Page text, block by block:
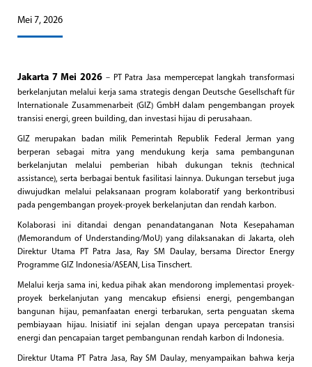
Mei 7, 2026
Jakarta 7 Mei 2026 – PT Patra Jasa mempercepat langkah transformasi
berkelanjutan melalui kerja sama strategis dengan Deutsche Gesellschaft für
Internationale Zusammenarbeit (GIZ) GmbH dalam pengembangan proyek
transisi energi, green building, dan investasi hijau di perusahaan.
GIZ merupakan badan milik Pemerintah Republik Federal Jerman yang
berperan sebagai mitra yang mendukung kerja sama pembangunan
berkelanjutan melalui pemberian hibah dukungan teknis (technical
assistance), serta berbagai bentuk fasilitasi lainnya. Dukungan tersebut juga
diwujudkan melalui pelaksanaan program kolaboratif yang berkontribusi
pada pengembangan proyek-proyek berkelanjutan dan rendah karbon.
Kolaborasi ini ditandai dengan penandatanganan Nota Kesepahaman
(Memorandum of Understanding/MoU) yang dilaksanakan di Jakarta, oleh
Direktur Utama PT Patra Jasa, Ray SM Daulay, bersama Director Energy
Programme GIZ Indonesia/ASEAN, Lisa Tinschert.
Melalui kerja sama ini, kedua pihak akan mendorong implementasi proyek-
proyek berkelanjutan yang mencakup efisiensi energi, pengembangan
bangunan hijau, pemanfaatan energi terbarukan, serta penguatan skema
pembiayaan hijau. Inisiatif ini sejalan dengan upaya percepatan transisi
energi dan pencapaian target pembangunan rendah karbon di Indonesia.
Direktur Utama PT Patra Jasa, Ray SM Daulay, menyampaikan bahwa kerja